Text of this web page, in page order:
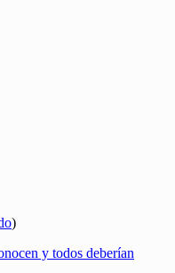
)
y todos deberían